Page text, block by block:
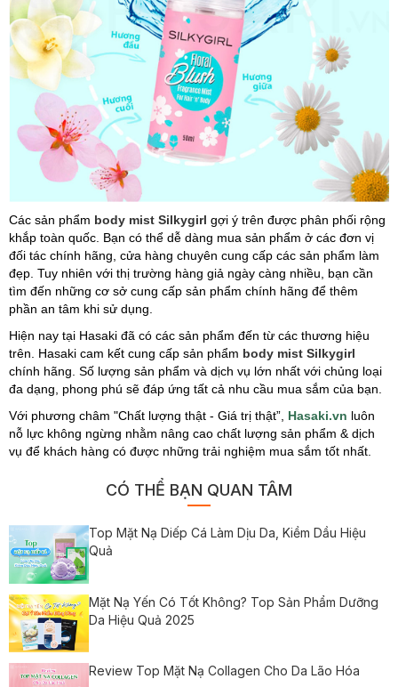
Các sản phẩm body mist Silkygirl gợi ý trên được phân phối rộng
khắp toàn quốc. Bạn có thể dễ dàng mua sản phẩm ở các đơn vị
đối tác chính hãng, cửa hàng chuyên cung cấp các sản phẩm làm
đẹp. Tuy nhiên với thị trường hàng giả ngày càng nhiều, bạn cần
tìm đến những cơ sở cung cấp sản phẩm chính hãng để thêm
phần an tâm khi sử dụng.
Hiện nay tại Hasaki đã có các sản phẩm đến từ các thương hiệu
trên. Hasaki cam kết cung cấp sản phẩm body mist Silkygirl
chính hãng. Số lượng sản phẩm và dịch vụ lớn nhất với chủng loại
đa dạng, phong phú sẽ đáp ứng tất cả nhu cầu mua sắm của bạn.
Với phương châm "Chất lượng thật - Giá trị thật”, Hasaki.vn luôn
nỗ lực không ngừng nhằm nâng cao chất lượng sản phẩm & dịch
vụ để khách hàng có được những trải nghiệm mua sắm tốt nhất.
CÓ THỂ BẠN QUAN TÂM
Top Mặt Nạ Diếp Cá Làm Dịu Da, Kiềm Dầu Hiệu
Quả
Mặt Nạ Yến Có Tốt Không? Top Sản Phẩm Dưỡng
Da Hiệu Quả 2025
Review Top Mặt Nạ Collagen Cho Da Lão Hóa